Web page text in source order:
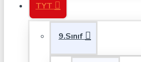
TYT
9.Sınıf